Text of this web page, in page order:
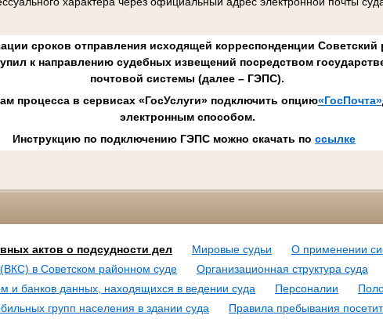
сроков отправления исходящей корреспонденции Советский
к направлению судебных извещений посредством
почтовой системы (далее – ГЭПС).
процесса в сервисах «ГосУслуги» подключить опцию«ГосПочта»
электронным способом.
Инструкцию по подключению ГЭПС можно скачать по ссылке
актов о подсудности дел Мировые судьи
О применении
в Советском районном суде
Организационная структура суда
и банков данных, находящихся в ведении суда
Персоналии
групп населения в здании суда
Правила пребывания